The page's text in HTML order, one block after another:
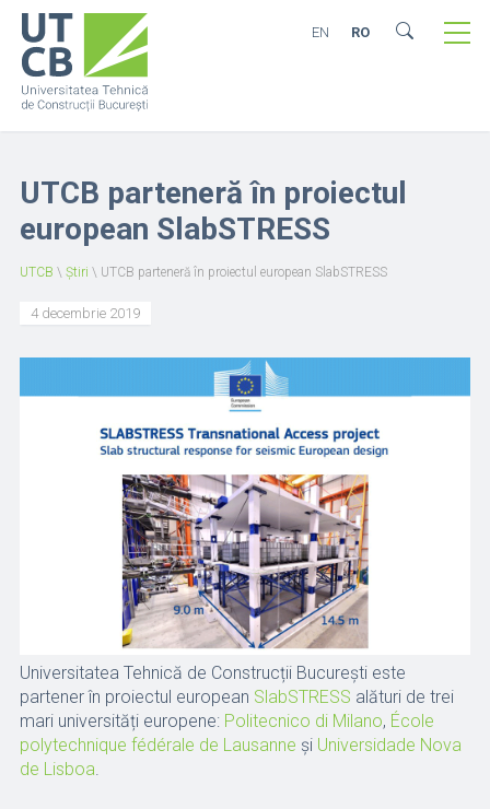
EN RO
UTCB parteneră în proiectul
european SlabSTRESS
UTCB \ Știri \ UTCB parteneră în proiectul european SlabSTRESS
4 decembrie 2019
Universitatea Tehnică de Construcții București este
partener în proiectul european SlabSTRESS alături de trei
mari universități europene: Politecnico di Milano, École
polytechnique fédérale de Lausanne și Universidade Nova
de Lisboa.